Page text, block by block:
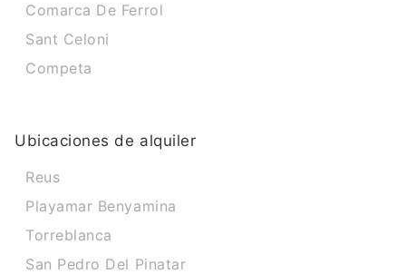
Comarca De Ferrol
Sant Celoni
Competa
Ubicaciones de alquiler
Reus
Playamar Benyamina
Torreblanca
San Pedro Del Pinatar